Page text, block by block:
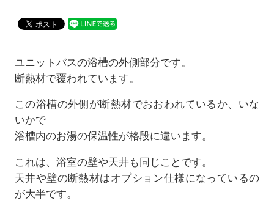
ユニットバスの浴槽の外側部分です。
断熱材で覆われています。
この浴槽の外側が断熱材でおおわれているか、いな
いかで
浴槽内のお湯の保温性が格段に違います。
これは、浴室の壁や天井も同じことです。
天井や壁の断熱材はオプション仕様になっているの
が大半です。